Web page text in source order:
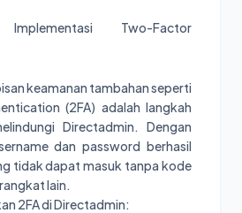
Two-Factor
keamanan tambahan seperti
(2FA) adalah langkah
Directadmin. Dengan
dan password berhasil
tidak dapat masuk tanpa kode
lain.
2FA di Directadmin: